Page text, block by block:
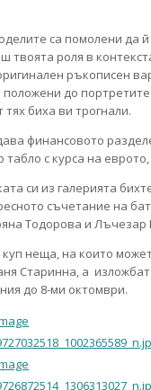
са помолени да
твоята роля в
ръкописен
до
биха ви трогнали.
финансовото
с курса на еврото,
си из галерията
съчетание на
Тодорова и Лъчезар
неща, на които
Старинна, а
до 8-ми октомври.